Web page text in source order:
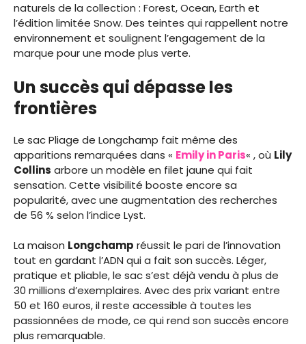
naturels de la collection : Forest, Ocean, Earth et
l’édition limitée Snow. Des teintes qui rappellent notre
environnement et soulignent l’engagement de la
marque pour une mode plus verte.
Un succès qui dépasse les
frontières
Le sac Pliage de Longchamp fait même des
apparitions remarquées dans « Emily in Paris« , où Lily
Collins arbore un modèle en filet jaune qui fait
sensation. Cette visibilité booste encore sa
popularité, avec une augmentation des recherches
de 56 % selon l’indice Lyst.
La maison Longchamp réussit le pari de l’innovation
tout en gardant l’ADN qui a fait son succès. Léger,
pratique et pliable, le sac s’est déjà vendu à plus de
30 millions d’exemplaires. Avec des prix variant entre
50 et 160 euros, il reste accessible à toutes les
passionnées de mode, ce qui rend son succès encore
plus remarquable.